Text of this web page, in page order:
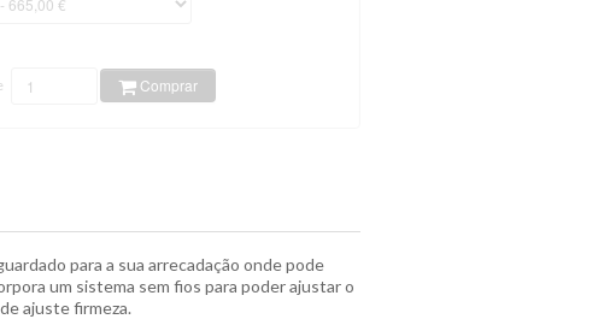
Comprar
para a sua arrecadação onde pode
um sistema sem fios para poder ajustar o
ajuste firmeza.